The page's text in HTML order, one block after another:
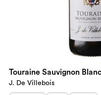
J. De Villebois